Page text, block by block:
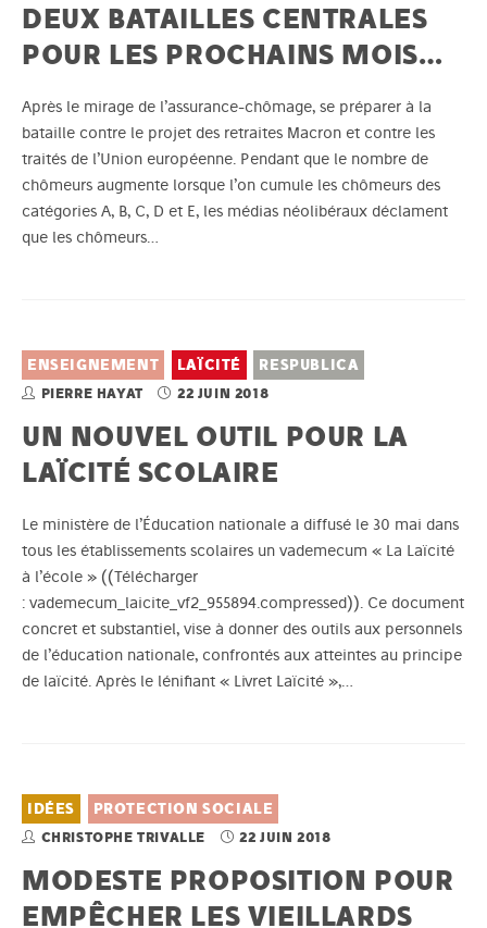
DEUX BATAILLES CENTRALES
POUR LES PROCHAINS MOIS…
Après le mirage de l’assurance-chômage, se préparer à la
bataille contre le projet des retraites Macron et contre les
traités de l’Union européenne. Pendant que le nombre de
chômeurs augmente lorsque l’on cumule les chômeurs des
catégories A, B, C, D et E, les médias néolibéraux déclament
que les chômeurs…
ENSEIGNEMENT LAÏCITÉ RESPUBLICA
PIERRE HAYAT 22 JUIN 2018
UN NOUVEL OUTIL POUR LA
LAÏCITÉ SCOLAIRE
Le ministère de l’Éducation nationale a diffusé le 30 mai dans
tous les établissements scolaires un vademecum « La Laïcité
à l’école » ((Télécharger
: vademecum_laicite_vf2_955894.compressed)). Ce document
concret et substantiel, vise à donner des outils aux personnels
de l’éducation nationale, confrontés aux atteintes au principe
de laïcité. Après le lénifiant « Livret Laïcité »,…
IDÉES PROTECTION SOCIALE
CHRISTOPHE TRIVALLE 22 JUIN 2018
MODESTE PROPOSITION POUR
EMPÊCHER LES VIEILLARDS